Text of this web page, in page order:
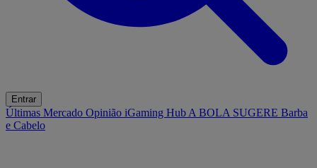
Entrar
Últimas Mercado Opinião iGaming Hub A BOLA SUGERE Barba
e Cabelo